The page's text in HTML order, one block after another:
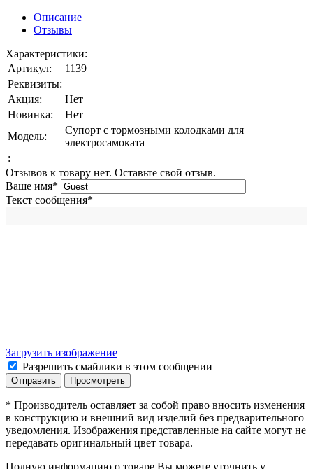
Описание
Отзывы
Характеристики:
Артикул:
1139
Реквизиты:
Акция:
Нет
Новинка:
Нет
Модель:
Супорт с тормозными колодками для
электросамоката
:
Отзывов к товару нет. Оставьте свой отзыв.
Ваше имя*
Текст сообщения*
Загрузить изображение
Разрешить смайлики в этом сообщении
* Производитель оставляет за собой право вносить изменения
в конструкцию и внешний вид изделий без предварительного
уведомления. Изображения представленные на сайте могут не
передавать оригинальный цвет товара.
Полную информацию о товаре Вы можете уточнить у